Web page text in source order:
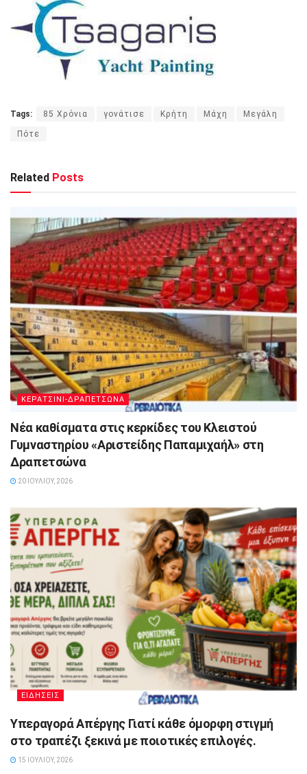
Tags: 85 Χρόνια γονάτισε Κρήτη Μάχη Μεγάλη
Πότε
Related Posts
ΚΕΡΑΤΣΙΝΙ-ΔΡΑΠΕΤΣΩΝΑ
Νέα καθίσματα στις κερκίδες του Κλειστού
Γυμναστηρίου «Αριστείδης Παπαμιχαήλ» στη
Δραπετσώνα
20 ΙΟΥΛΊΟΥ, 2026
ΕΙΔΗΣΕΙΣ
Υπεραγορά Απέργης Γιατί κάθε όμορφη στιγμή
στο τραπέζι ξεκινά με ποιοτικές επιλογές.
15 ΙΟΥΛΊΟΥ, 2026